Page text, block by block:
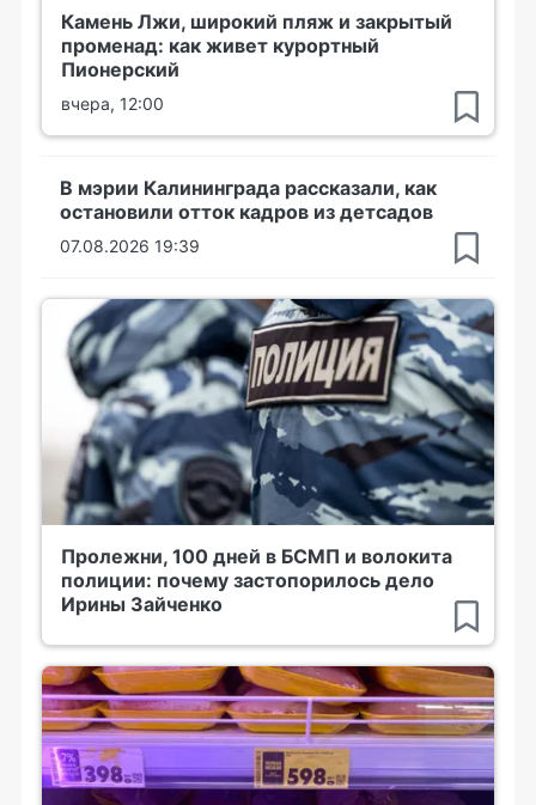
Камень Лжи, широкий пляж и закрытый
променад: как живет курортный
Пионерский
вчера, 12:00
В мэрии Калининграда рассказали, как
остановили отток кадров из детсадов
07.08.2026 19:39
Пролежни, 100 дней в БСМП и волокита
полиции: почему застопорилось дело
Ирины Зайченко